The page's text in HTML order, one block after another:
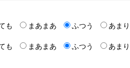
も まあまあ ふつう あまり
も まあまあ ふつう あまり